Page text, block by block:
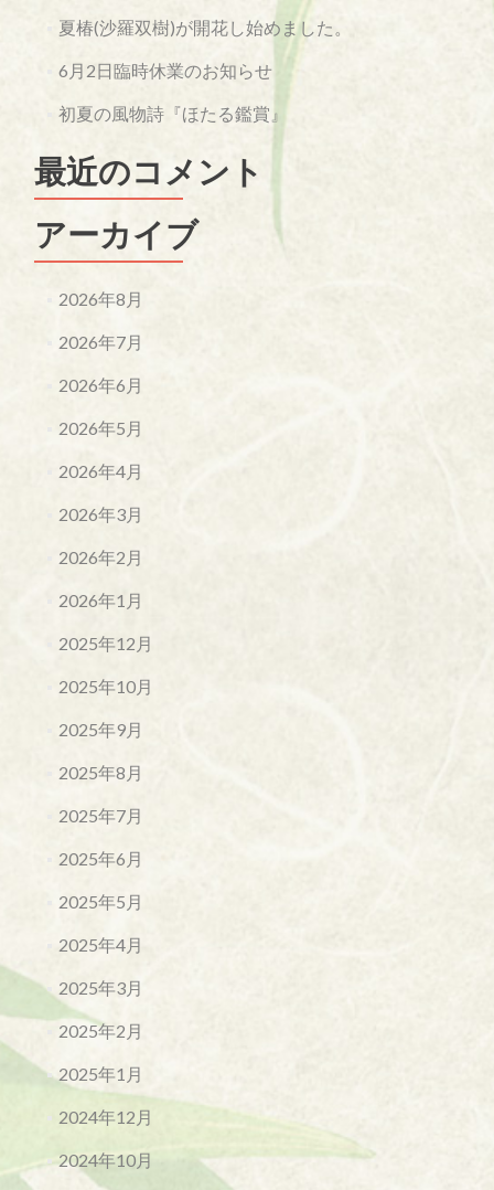
夏椿(沙羅双樹)が開花し始めました。
6月2日臨時休業のお知らせ
初夏の風物詩『ほたる鑑賞』
最近のコメント
アーカイブ
2026年8月
2026年7月
2026年6月
2026年5月
2026年4月
2026年3月
2026年2月
2026年1月
2025年12月
2025年10月
2025年9月
2025年8月
2025年7月
2025年6月
2025年5月
2025年4月
2025年3月
2025年2月
2025年1月
2024年12月
2024年10月